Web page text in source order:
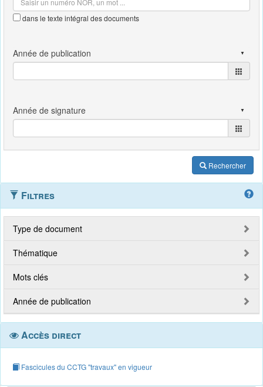
dans le texte intégral des documents
Rechercher
Filtres
Type de document
Thématique
Mots clés
Année de publication
Accès direct
Fascicules du CCTG "travaux" en vigueur